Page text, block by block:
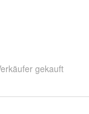
gekauft